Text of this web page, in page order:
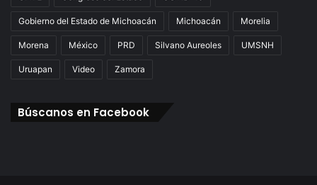
Gobierno del Estado de Michoacán Michoacán Morelia
Morena México PRD Silvano Aureoles UMSNH
Uruapan Video Zamora
Búscanos en Facebook